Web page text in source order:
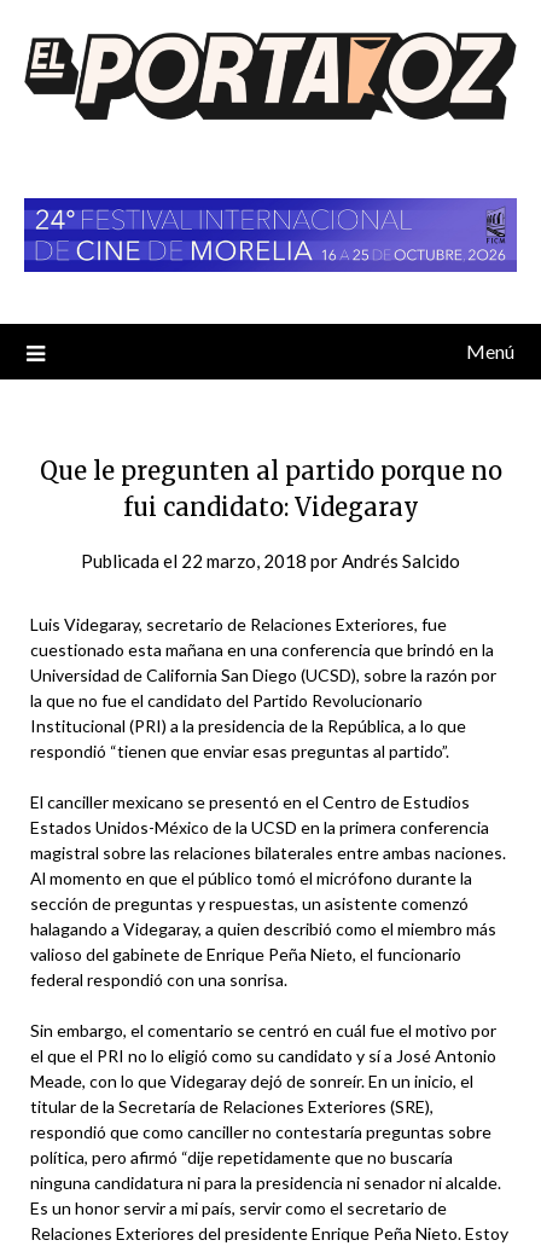
contenido
Menú
Que le pregunten al partido porque no
fui candidato: Videgaray
Publicada el 22 marzo, 2018 porAndrés Salcido
Luis Videgaray, secretario de Relaciones Exteriores, fue
cuestionado esta mañana en una conferencia que brindó en la
Universidad de California San Diego (UCSD), sobre la razón por
la que no fue el candidato del Partido Revolucionario
Institucional (PRI) a la presidencia de la República, a lo que
respondió “tienen que enviar esas preguntas al partido”.
El canciller mexicano se presentó en el Centro de Estudios
Estados Unidos-México de la UCSD en la primera conferencia
magistral sobre las relaciones bilaterales entre ambas naciones.
Al momento en que el público tomó el micrófono durante la
sección de preguntas y respuestas, un asistente comenzó
halagando a Videgaray, a quien describió como el miembro más
valioso del gabinete de Enrique Peña Nieto, el funcionario
federal respondió con una sonrisa.
Sin embargo, el comentario se centró en cuál fue el motivo por
el que el PRI no lo eligió como su candidato y sí a José Antonio
Meade, con lo que Videgaray dejó de sonreír. En un inicio, el
titular de la Secretaría de Relaciones Exteriores (SRE),
respondió que como canciller no contestaría preguntas sobre
política, pero afirmó “dije repetidamente que no buscaría
ninguna candidatura ni para la presidencia ni senador ni alcalde.
Es un honor servir a mi país, servir como el secretario de
Relaciones Exteriores del presidente Enrique Peña Nieto. Estoy